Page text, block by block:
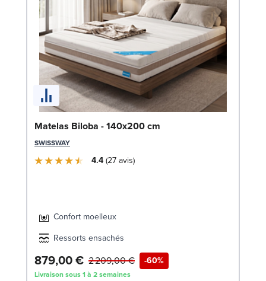
Matelas Biloba - 140x200 cm
SWISSWAY
4.4 27avis
Confort moelleux
Ressorts ensachés
879,00 € -60%
2 209,00 €
Livraison sous 1 à 2 semaines